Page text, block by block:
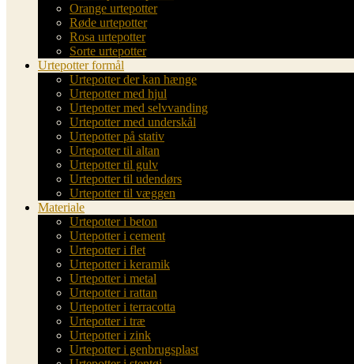
Orange urtepotter
Røde urtepotter
Rosa urtepotter
Sorte urtepotter
Urtepotter formål
Urtepotter der kan hænge
Urtepotter med hjul
Urtepotter med selvvanding
Urtepotter med underskål
Urtepotter på stativ
Urtepotter til altan
Urtepotter til gulv
Urtepotter til udendørs
Urtepotter til væggen
Materiale
Urtepotter i beton
Urtepotter i cement
Urtepotter i flet
Urtepotter i keramik
Urtepotter i metal
Urtepotter i rattan
Urtepotter i terracotta
Urtepotter i træ
Urtepotter i zink
Urtepotter i genbrugsplast